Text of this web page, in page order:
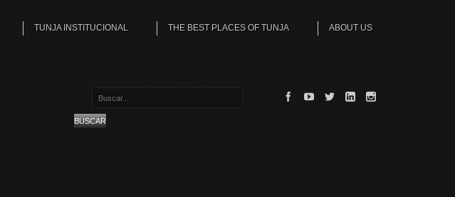
TUNJA INSTITUCIONAL THE BEST PLACES OF TUNJA ABOUT US
Buscar...
BUSCAR